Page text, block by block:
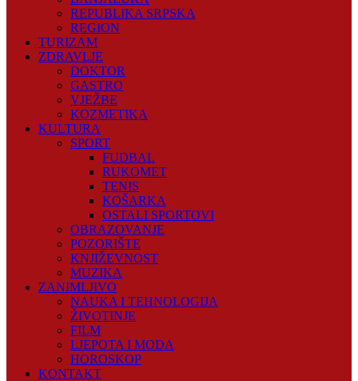
REPUBLIKA SRPSKA
REGION
TURIZAM
ZDRAVLJE
DOKTOR
GASTRO
VJEŽBE
KOZMETIKA
KULTURA
SPORT
FUDBAL
RUKOMET
TENIS
KOŠARKA
OSTALI SPORTOVI
OBRAZOVANJE
POZORIŠTE
KNJIŽEVNOST
MUZIKA
ZANIMLJIVO
NAUKA I TEHNOLOGIJA
ŽIVOTINJE
FILM
LJEPOTA I MODA
HOROSKOP
KONTAKT